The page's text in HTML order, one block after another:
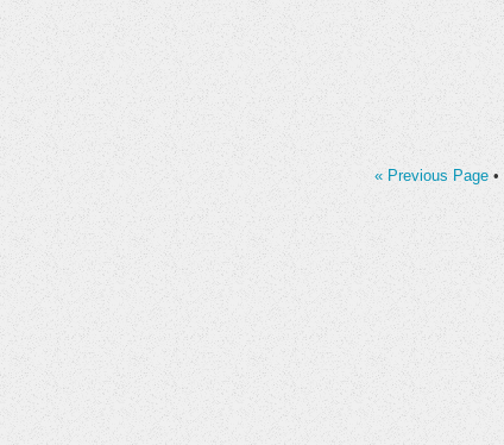
« Previous Page •